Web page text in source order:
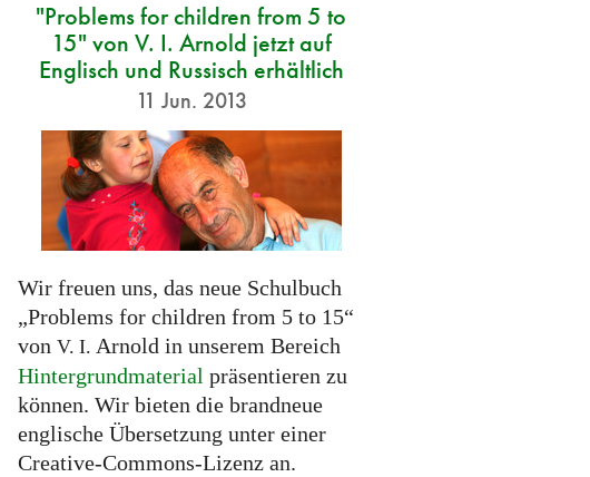
"Problems for children from 5 to
15" von V. I. Arnold jetzt auf
Englisch und Russisch erhältlich
11 Jun. 2013
Wir freuen uns, das neue Schulbuch
„Problems for children from 5 to 15“
von V. I. Arnold in unserem Bereich
Hintergrundmaterial präsentieren zu
können. Wir bieten die brandneue
englische Übersetzung unter einer
Creative-Commons-Lizenz an.